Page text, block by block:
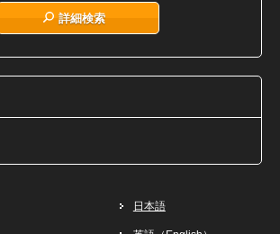
詳細検索
日本語